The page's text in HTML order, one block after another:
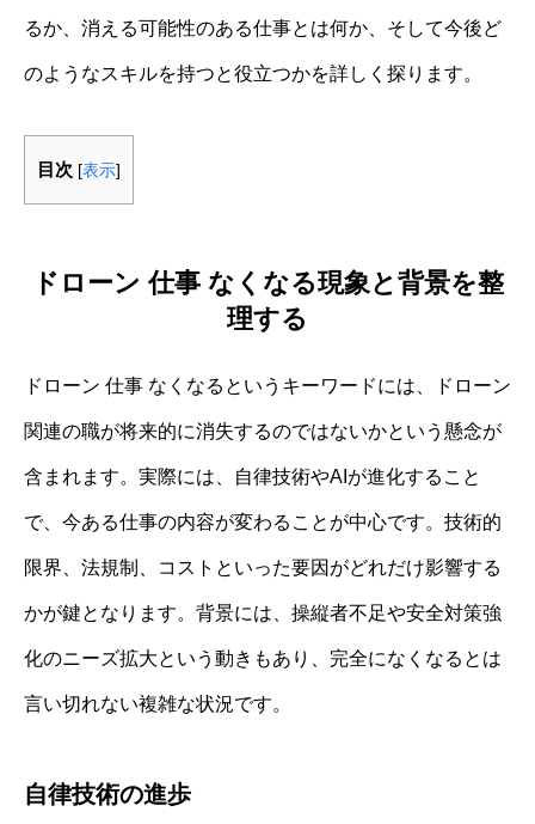
るか、消える可能性のある仕事とは何か、そして今後ど
のようなスキルを持つと役立つかを詳しく探ります。
目次 [表示]
ドローン 仕事 なくなる現象と背景を整
理する
ドローン 仕事 なくなるというキーワードには、ドローン
関連の職が将来的に消失するのではないかという懸念が
含まれます。実際には、自律技術やAIが進化すること
で、今ある仕事の内容が変わることが中心です。技術的
限界、法規制、コストといった要因がどれだけ影響する
かが鍵となります。背景には、操縦者不足や安全対策強
化のニーズ拡大という動きもあり、完全になくなるとは
言い切れない複雑な状況です。
自律技術の進歩